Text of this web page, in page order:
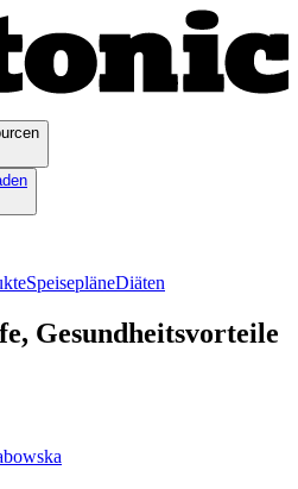
SpeisepläneDiäten
Gesundheitsvorteile